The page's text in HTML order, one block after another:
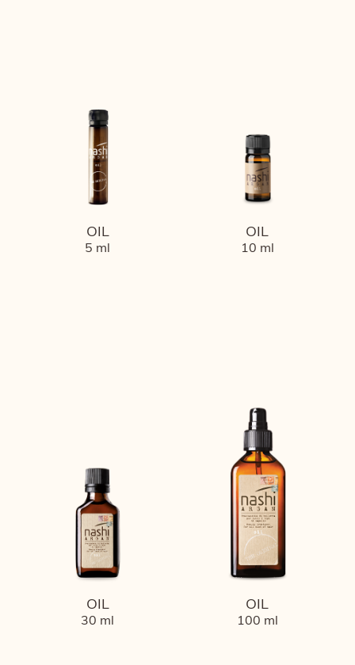
OIL
5 ml
OIL
10 ml
OIL
30 ml
OIL
100 ml